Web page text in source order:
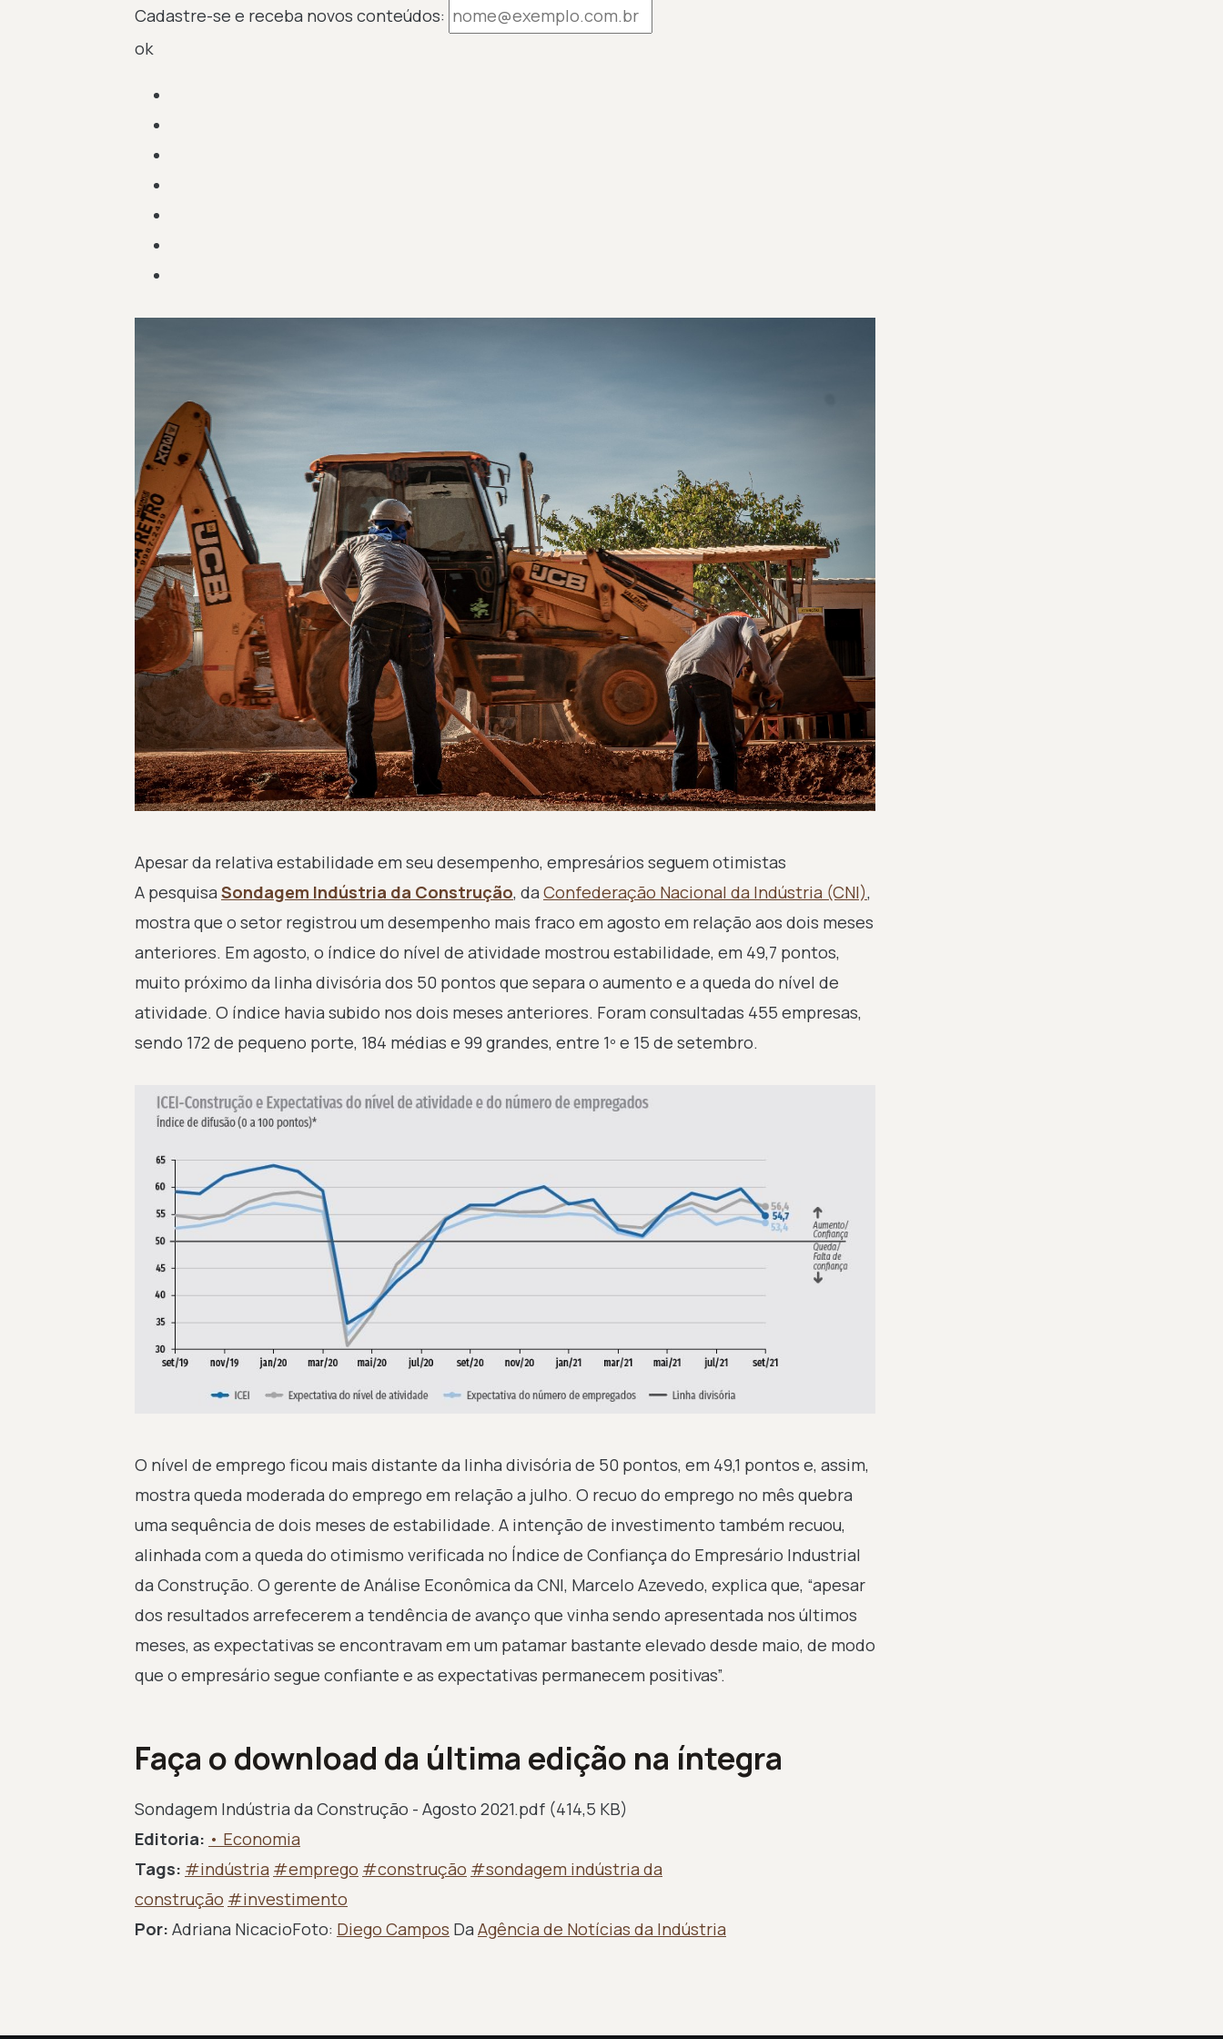
Cadastre-se e receba novos conteúdos:
ok
Apesar da relativa estabilidade em seu desempenho, empresários seguem otimistas
A pesquisa Sondagem Indústria da Construção, da Confederação Nacional da Indústria (CNI),
mostra que o setor registrou um desempenho mais fraco em agosto em relação aos dois meses
anteriores. Em agosto, o índice do nível de atividade mostrou estabilidade, em 49,7 pontos,
muito próximo da linha divisória dos 50 pontos que separa o aumento e a queda do nível de
atividade. O índice havia subido nos dois meses anteriores. Foram consultadas 455 empresas,
sendo 172 de pequeno porte, 184 médias e 99 grandes, entre 1º e 15 de setembro.
O nível de emprego ficou mais distante da linha divisória de 50 pontos, em 49,1 pontos e, assim,
mostra queda moderada do emprego em relação a julho. O recuo do emprego no mês quebra
uma sequência de dois meses de estabilidade. A intenção de investimento também recuou,
alinhada com a queda do otimismo verificada no Índice de Confiança do Empresário Industrial
da Construção. O gerente de Análise Econômica da CNI, Marcelo Azevedo, explica que, “apesar
dos resultados arrefecerem a tendência de avanço que vinha sendo apresentada nos últimos
meses, as expectativas se encontravam em um patamar bastante elevado desde maio, de modo
que o empresário segue confiante e as expectativas permanecem positivas”.
Faça o download da última edição na íntegra
Sondagem Indústria da Construção - Agosto 2021.pdf (414,5 KB)
Editoria: • Economia
Tags: #indústria #emprego #construção #sondagem indústria da
construção #investimento
Por: Adriana NicacioFoto: Diego Campos Da Agência de Notícias da Indústria